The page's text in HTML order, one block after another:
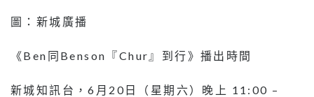
圖：新城廣播
《Ben同Benson『Chur』到行》播出時間
新城知訊台，6月20日（星期六）晚上 11:00 –